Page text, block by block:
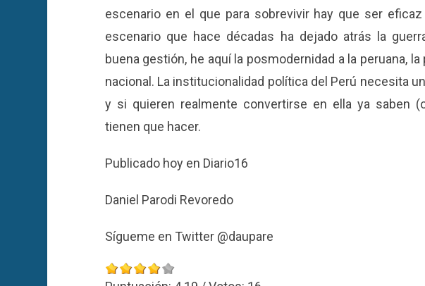
escenario en el que para sobrevivir hay que ser
escenario que hace décadas ha dejado atrás la
buena gestión, he aquí la posmodernidad a la peruana,
nacional. La institucionalidad política del Perú necesita
y si quieren realmente convertirse en ella ya saben
tienen que hacer.
Publicado hoy en Diario16
Daniel Parodi Revoredo
Sígueme en Twitter @daupare